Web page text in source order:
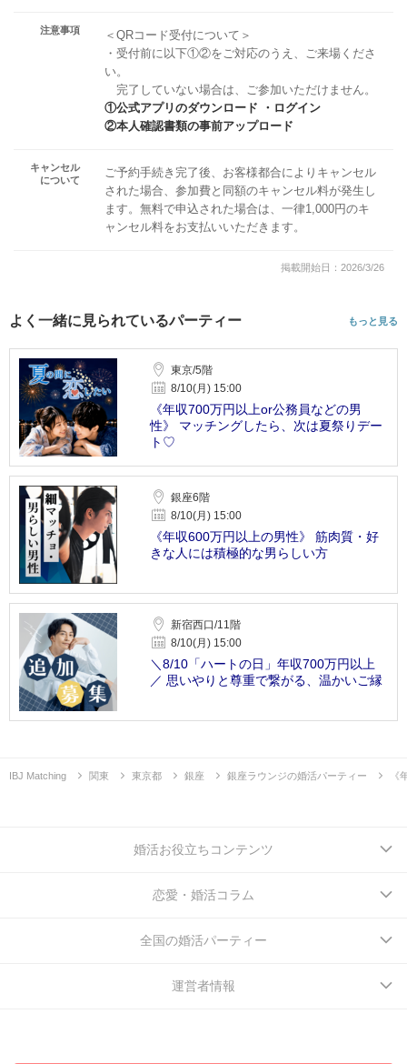
注意事項
＜QRコード受付について＞
・受付前に以下①②をご対応のうえ、ご来場くださ
い。
完了していない場合は、ご参加いただけません。
①公式アプリのダウンロード ・ログイン
②本人確認書類の事前アップロード
キャンセル
について
ご予約手続き完了後、お客様都合によりキャンセル
された場合、参加費と同額のキャンセル料が発生し
ます。無料で申込された場合は、一律1,000円のキ
ャンセル料をお支払いいただきます。
掲載開始日：2026/3/26
よく一緒に見られているパーティー もっと見る
東京/5階
8/10(月) 15:00
《年収700万円以上or公務員などの男
性》 マッチングしたら、次は夏祭りデー
ト♡
銀座6階
8/10(月) 15:00
《年収600万円以上の男性》 筋肉質・好
きな人には積極的な男らしい方
新宿西口/11階
8/10(月) 15:00
＼8/10「ハートの日」年収700万円以上
／ 思いやりと尊重で繋がる、温かいご縁
IBJ Matching 関東 東京都 銀座 銀座ラウンジの婚活パーティー 《
婚活お役立ちコンテンツ
恋愛・婚活コラム
全国の婚活パーティー
運営者情報